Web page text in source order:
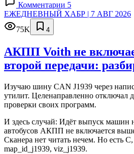
Комментарии 5
ЕЖЕДНЕВНЫЙ ХАБР | 7 АВГ 2026
75K
4
АКПП Voith не
второй передачи:
Изучаю шину CAN J1939 через
утилит. Целенаправленно отключал
проверки своих программ.
И здесь случай: Идёт выпуск машин
автобусов АКПП не включается
Сканера нет читать нечем. Но есть
map_id_j1939, viz_j1939.